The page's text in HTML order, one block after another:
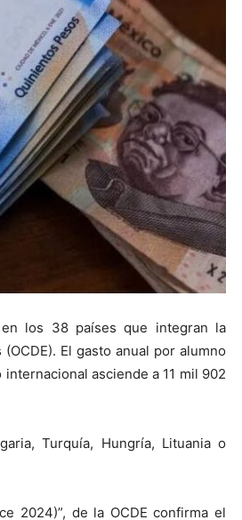
los 38 países que integran la
El gasto anual por alumno
asciende a 11 mil 902
Turquía, Hungría, Lituania o
2024)”, de la OCDE confirma el